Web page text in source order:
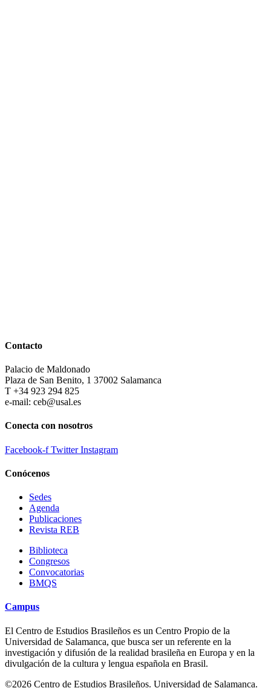
Contacto
Palacio de Maldonado
Plaza de San Benito, 1 37002 Salamanca
T +34 923 294 825
e-mail: ceb@usal.es
Conecta con nosotros
Facebook-f Twitter Instagram
Conócenos
Sedes
Agenda
Publicaciones
Revista REB
Biblioteca
Congresos
Convocatorias
BMQS
Campus
El Centro de Estudios Brasileños es un Centro Propio de la
Universidad de Salamanca, que busca ser un referente en la
investigación y difusión de la realidad brasileña en Europa y en la
divulgación de la cultura y lengua española en Brasil.
©2026 Centro de Estudios Brasileños. Universidad de Salamanca.